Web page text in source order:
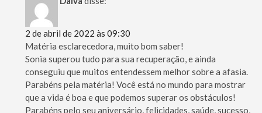
2 de abril de 2022 às 09:30
Matéria esclarecedora, muito bom saber!
Sonia superou tudo para sua recuperação, e ainda
conseguiu que muitos entendessem melhor sobre a afasia.
Parabéns pela matéria! Você está no mundo para mostrar
que a vida é boa e que podemos superar os obstáculos!
Parabéns pelo seu aniversário, felicidades, saúde, sucesso,